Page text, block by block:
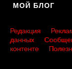
МОЙ БЛОГ
Редакция
данных
контенте